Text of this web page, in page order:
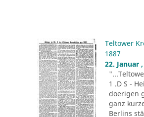
Teltower
1887
22. Januar
1 .D S -
doerigen
ganz
Berlins